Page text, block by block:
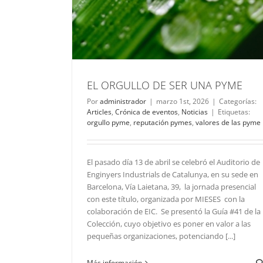
EL ORGULLO DE SER UNA PYME
Poradministrador | marzo 1st, 2026 | Categorías:
Articles, Crónica de eventos, Noticias | Etiquetas:
orgullo pyme, reputación pymes, valores de las pyme
El pasado día 13 de abril se celebró el Auditorio de
Enginyers Industrials de Catalunya, en su sede en
Barcelona, Vía Laietana, 39, la jornada presencial
con este título, organizada por MIESES con la
colaboración de EIC. Se presentó la Guía #41 de la
Colección, cuyo objetivo es poner en valor a las
pequeñas organizaciones, potenciando [...]